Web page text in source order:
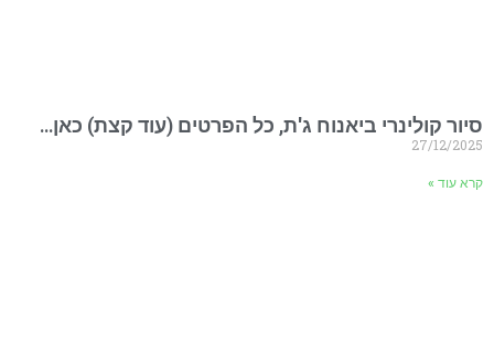
סיור קולינרי ביאנוח ג'ת, כל הפרטים (עוד קצת) כאן…
27/12/2025
קרא עוד »